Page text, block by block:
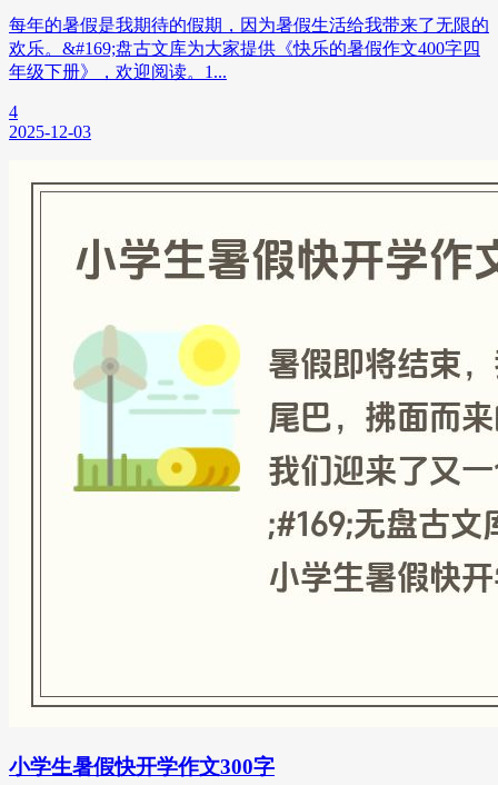
每年的暑假是我期待的假期，因为暑假生活给我带来了无限的
欢乐。&#169;盘古文库为大家提供《快乐的暑假作文400字四
年级下册》，欢迎阅读。1...
4
2025-12-03
小学生暑假快开学作文300字